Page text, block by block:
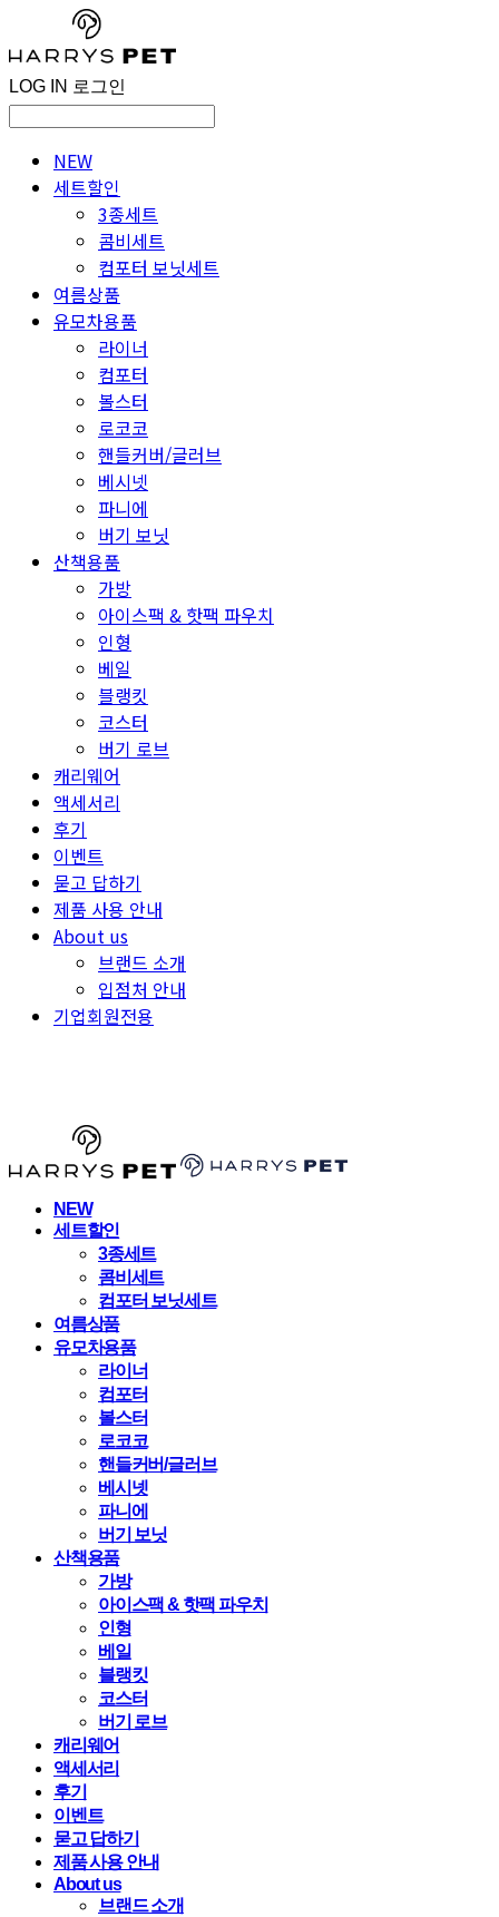
LOG IN 로그인
NEW
세트할인
3종세트
콤비세트
컴포터 보닛세트
여름상품
유모차용품
라이너
컴포터
볼스터
로코코
핸들커버/글러브
베시넷
파니에
버기 보닛
산책용품
가방
아이스팩 & 핫팩 파우치
인형
베일
블랭킷
코스터
버기 로브
캐리웨어
액세서리
후기
이벤트
묻고 답하기
제품 사용 안내
About us
브랜드 소개
입점처 안내
기업회원전용
NEW
세트할인
3종세트
콤비세트
컴포터 보닛세트
여름상품
유모차용품
라이너
컴포터
볼스터
로코코
핸들커버/글러브
베시넷
파니에
버기 보닛
산책용품
가방
아이스팩 & 핫팩 파우치
인형
베일
블랭킷
코스터
버기 로브
캐리웨어
액세서리
후기
이벤트
묻고 답하기
제품 사용 안내
About us
브랜드 소개